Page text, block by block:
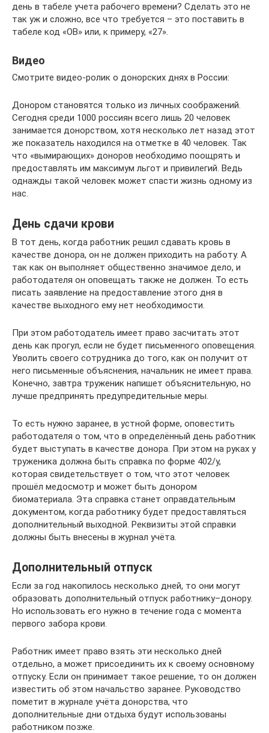
день в табеле учета рабочего времени? Сделать это не
так уж и сложно, все что требуется – это поставить в
табеле код «ОВ» или, к примеру, «27».
Видео
Смотрите видео-ролик о донорских днях в России:
Донором становятся только из личных соображений.
Сегодня среди 1000 россиян всего лишь 20 человек
занимается донорством, хотя несколько лет назад этот
же показатель находился на отметке в 40 человек. Так
что «вымирающих» доноров необходимо поощрять и
предоставлять им максимум льгот и привилегий. Ведь
однажды такой человек может спасти жизнь одному из
нас.
День сдачи крови
В тот день, когда работник решил сдавать кровь в
качестве донора, он не должен приходить на работу. А
так как он выполняет общественно значимое дело, и
работодателя он оповещать также не должен. То есть
писать заявление на предоставление этого дня в
качестве выходного ему нет необходимости.
При этом работодатель имеет право засчитать этот
день как прогул, если не будет письменного оповещения.
Уволить своего сотрудника до того, как он получит от
него письменные объяснения, начальник не имеет права.
Конечно, завтра труженик напишет объяснительную, но
лучше предпринять предупредительные меры.
То есть нужно заранее, в устной форме, оповестить
работодателя о том, что в определённый день работник
будет выступать в качестве донора. При этом на руках у
труженика должна быть справка по форме 402/у,
которая свидетельствует о том, что этот человек
прошёл медосмотр и может быть донором
биоматериала. Эта справка станет оправдательным
документом, когда работнику будет предоставляться
дополнительный выходной. Реквизиты этой справки
должны быть внесены в журнал учёта.
Дополнительный отпуск
Если за год накопилось несколько дней, то они могут
образовать дополнительный отпуск работнику–донору.
Но использовать его нужно в течение года с момента
первого забора крови.
Работник имеет право взять эти несколько дней
отдельно, а может присоединить их к своему основному
отпуску. Если он принимает такое решение, то он должен
известить об этом начальство заранее. Руководство
пометит в журнале учёта донорства, что
дополнительные дни отдыха будут использованы
работником позже.